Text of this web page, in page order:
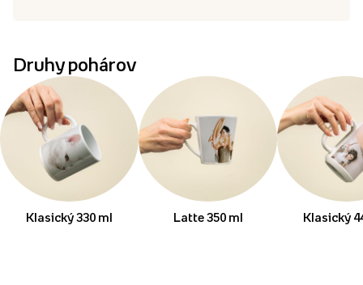
Druhy pohárov
Klasický 330 ml Latte 350 ml Klasický